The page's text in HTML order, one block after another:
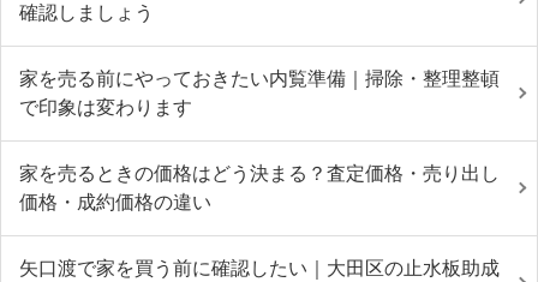
確認しましょう
家を売る前にやっておきたい内覧準備｜掃除・整理整頓
で印象は変わります
家を売るときの価格はどう決まる？査定価格・売り出し
価格・成約価格の違い
矢口渡で家を買う前に確認したい｜大田区の止水板助成